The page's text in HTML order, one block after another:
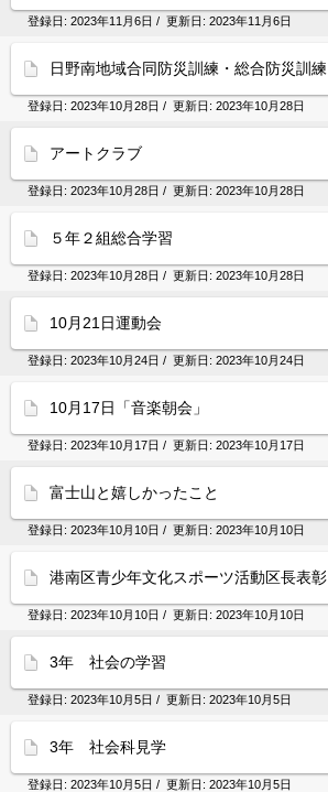
登録日: 2023年11月6日 / 更新日: 2023年11月6日
日野南地域合同防災訓練・総合防災訓練
登録日: 2023年10月28日 / 更新日: 2023年10月28日
アートクラブ
登録日: 2023年10月28日 / 更新日: 2023年10月28日
５年２組総合学習
登録日: 2023年10月28日 / 更新日: 2023年10月28日
10月21日運動会
登録日: 2023年10月24日 / 更新日: 2023年10月24日
10月17日「音楽朝会」
登録日: 2023年10月17日 / 更新日: 2023年10月17日
富士山と嬉しかったこと
登録日: 2023年10月10日 / 更新日: 2023年10月10日
港南区青少年文化スポーツ活動区長表彰
登録日: 2023年10月10日 / 更新日: 2023年10月10日
3年 社会の学習
登録日: 2023年10月5日 / 更新日: 2023年10月5日
3年 社会科見学
登録日: 2023年10月5日 / 更新日: 2023年10月5日